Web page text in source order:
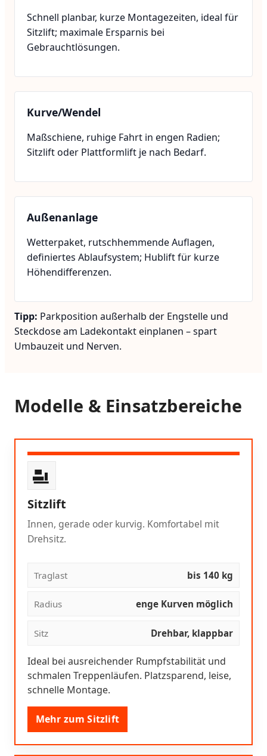
Schnell planbar, kurze Montagezeiten, ideal für
Sitzlift; maximale Ersparnis bei
Gebrauchtlösungen.
Kurve/Wendel
Maßschiene, ruhige Fahrt in engen Radien;
Sitzlift oder Plattformlift je nach Bedarf.
Außenanlage
Wetterpaket, rutschhemmende Auflagen,
definiertes Ablaufsystem; Hublift für kurze
Höhendifferenzen.
Tipp: Parkposition außerhalb der Engstelle und
Steckdose am Ladekontakt einplanen – spart
Umbauzeit und Nerven.
Modelle & Einsatzbereiche
Sitzlift
Innen, gerade oder kurvig. Komfortabel mit
Drehsitz.
Traglast bis 140 kg
Radius enge Kurven möglich
Sitz Drehbar, klappbar
Ideal bei ausreichender Rumpfstabilität und
schmalen Treppenläufen. Platzsparend, leise,
schnelle Montage.
Mehr zum Sitzlift